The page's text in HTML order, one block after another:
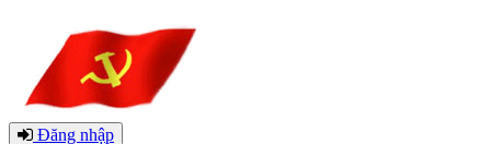
Đăng nhập